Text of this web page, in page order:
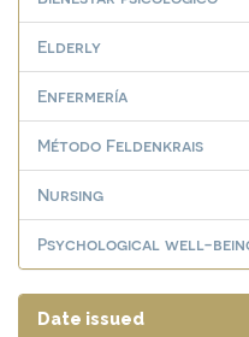
Elderly
Enfermería
Método Feldenkrais
Nursing
Psychological well-
Date issued